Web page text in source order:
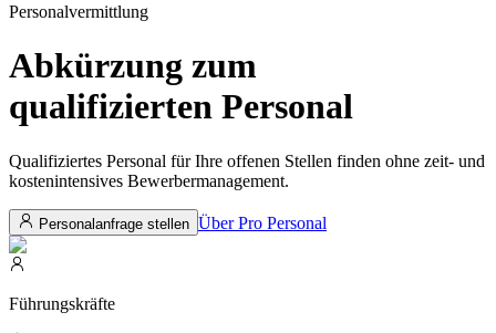
Personalvermittlung
Abkürzung zum
qualifizierten Personal
Qualifiziertes Personal für Ihre offenen Stellen finden ohne zeit- und
kostenintensives Bewerbermanagement.
Personalanfrage stellen Über Pro Personal
Führungskräfte